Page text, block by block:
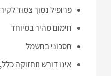
פרופיל נמוך צמוד לקיר (15
חימום מהיר במיוחד
חסכוני בחשמל
אינו דורש תחזוקה